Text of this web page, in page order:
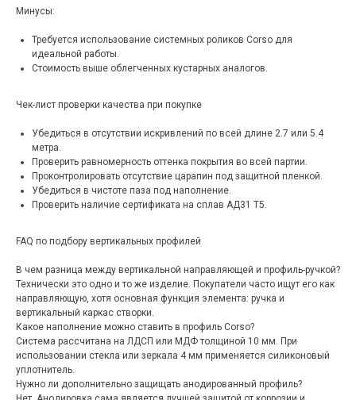
Минусы:
Требуется использование системных роликов Corso для
идеальной работы.
Стоимость выше облегченных кустарных аналогов.
Чек-лист проверки качества при покупке
Убедиться в отсутствии искривлений по всей длине 2.7 или 5.4
метра.
Проверить равномерность оттенка покрытия во всей партии.
Проконтролировать отсутствие царапин под защитной пленкой.
Убедиться в чистоте паза под наполнение.
Проверить наличие сертификата на сплав АД31 Т5.
FAQ по подбору вертикальных профилей
В чем разница между вертикальной направляющей и профиль-ручкой?
Технически это одно и то же изделие. Покупатели часто ищут его как
направляющую, хотя основная функция элемента: ручка и
вертикальный каркас створки.
Какое наполнение можно ставить в профиль Corso?
Система рассчитана на ЛДСП или МДФ толщиной 10 мм. При
использовании стекла или зеркала 4 мм применяется силиконовый
уплотнитель.
Нужно ли дополнительно защищать анодированный профиль?